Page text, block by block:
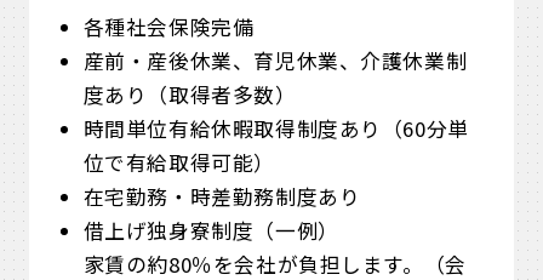
各種社会保険完備
産前・産後休業、育児休業、介護休業制
度あり（取得者多数）
時間単位有給休暇取得制度あり（60分単
位で有給取得可能）
在宅勤務・時差勤務制度あり
借上げ独身寮制度（一例）
家賃の約80％を会社が負担します。（会